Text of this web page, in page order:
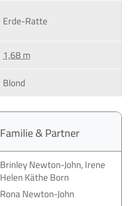
Erde-Ratte
1,68 m
Blond
Familie & Partner
Brinley Newton-John, Irene
Helen Käthe Born
Rona Newton-John